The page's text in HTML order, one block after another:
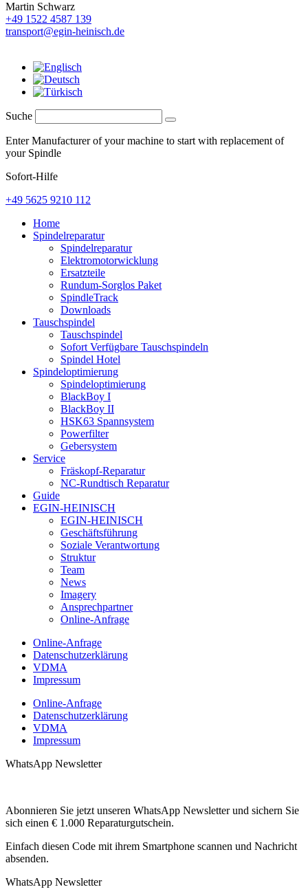
Martin Schwarz
+49 1522 4587 139
transport@egin-heinisch.de
Suche
Enter Manufacturer of your machine to start with replacement of
your Spindle
Sofort-Hilfe
+49 5625 9210 112
Home
Spindelreparatur
Spindelreparatur
Elektromotorwicklung
Ersatzteile
Rundum-Sorglos Paket
SpindleTrack
Downloads
Tauschspindel
Tauschspindel
Sofort Verfügbare Tauschspindeln
Spindel Hotel
Spindeloptimierung
Spindeloptimierung
BlackBoy I
BlackBoy II
HSK63 Spannsystem
Powerfilter
Gebersystem
Service
Fräskopf-Reparatur
NC-Rundtisch Reparatur
Guide
EGIN-HEINISCH
EGIN-HEINISCH
Geschäftsführung
Soziale Verantwortung
Struktur
Team
News
Imagery
Ansprechpartner
Online-Anfrage
Online-Anfrage
Datenschutzerklärung
VDMA
Impressum
Online-Anfrage
Datenschutzerklärung
VDMA
Impressum
WhatsApp Newsletter
Abonnieren Sie jetzt unseren WhatsApp Newsletter und sichern Sie
sich einen € 1.000 Reparaturgutschein.
Einfach diesen Code mit ihrem Smartphone scannen und Nachricht
absenden.
WhatsApp Newsletter